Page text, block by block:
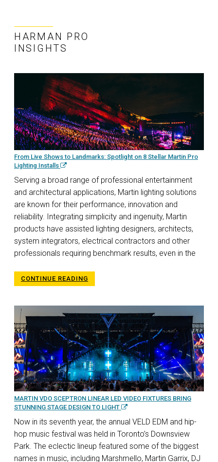
HARMAN PRO
INSIGHTS
From Live Shows to Landmarks: Spotlight on 8 Stellar Martin Pro
Lighting Installs
Serving a broad range of professional entertainment
and architectural applications, Martin lighting solutions
are known for their performance, innovation and
reliability. Integrating simplicity and ingenuity, Martin
products have assisted lighting designers, architects,
system integrators, electrical contractors and other
professionals requiring benchmark results, even in the
CONTINUE READING
MARTIN VDO SCEPTRON LINEAR LED VIDEO FIXTURES BRING
STUNNING STAGE DESIGN TO LIGHT
Now in its seventh year, the annual VELD EDM and hip-
hop music festival was held in Toronto’s Downsview
Park. The eclectic lineup featured some of the biggest
names in music, including Marshmello, Martin Garrix, DJ